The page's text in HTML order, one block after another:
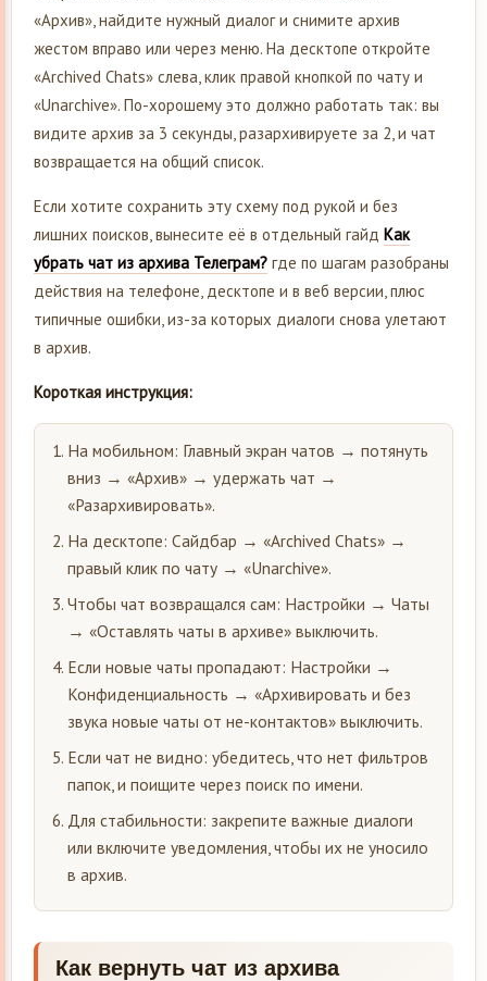
«Архив», найдите нужный диалог и снимите архив
жестом вправо или через меню. На десктопе откройте
«Archived Chats» слева, клик правой кнопкой по чату и
«Unarchive». По-хорошему это должно работать так: вы
видите архив за 3 секунды, разархивируете за 2, и чат
возвращается на общий список.
Если хотите сохранить эту схему под рукой и без
лишних поисков, вынесите её в отдельный гайд Как
убрать чат из архива Телеграм? где по шагам разобраны
действия на телефоне, десктопе и в веб версии, плюс
типичные ошибки, из-за которых диалоги снова улетают
в архив.
Короткая инструкция:
На мобильном: Главный экран чатов → потянуть
вниз → «Архив» → удержать чат →
«Разархивировать».
На десктопе: Сайдбар → «Archived Chats» →
правый клик по чату → «Unarchive».
Чтобы чат возвращался сам: Настройки → Чаты
→ «Оставлять чаты в архиве» выключить.
Если новые чаты пропадают: Настройки →
Конфиденциальность → «Архивировать и без
звука новые чаты от не-контактов» выключить.
Если чат не видно: убедитесь, что нет фильтров
папок, и поищите через поиск по имени.
Для стабильности: закрепите важные диалоги
или включите уведомления, чтобы их не уносило
в архив.
Как вернуть чат из архива